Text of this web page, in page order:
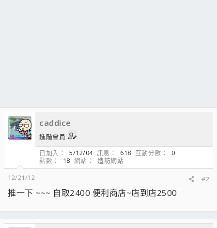
caddice
進階會員
已加入
5/12/04 訊息 618 互動分數
0
點數
18 網站
造訪網站
12/21/12
#2
推一下 ~~~ 自取2400 便利商店~店到店2500